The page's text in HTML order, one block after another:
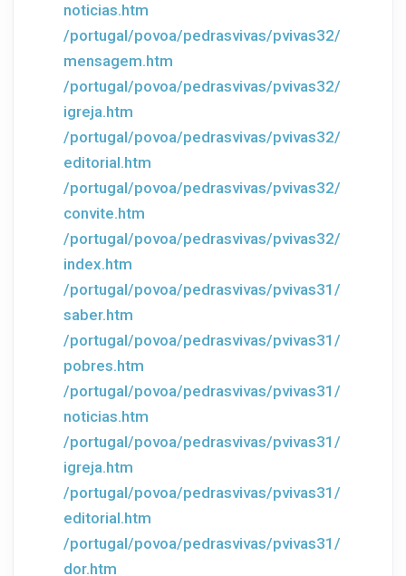
noticias.htm
/portugal/povoa/pedrasvivas/pvivas32/
mensagem.htm
/portugal/povoa/pedrasvivas/pvivas32/
igreja.htm
/portugal/povoa/pedrasvivas/pvivas32/
editorial.htm
/portugal/povoa/pedrasvivas/pvivas32/
convite.htm
/portugal/povoa/pedrasvivas/pvivas32/
index.htm
/portugal/povoa/pedrasvivas/pvivas31/
saber.htm
/portugal/povoa/pedrasvivas/pvivas31/
pobres.htm
/portugal/povoa/pedrasvivas/pvivas31/
noticias.htm
/portugal/povoa/pedrasvivas/pvivas31/
igreja.htm
/portugal/povoa/pedrasvivas/pvivas31/
editorial.htm
/portugal/povoa/pedrasvivas/pvivas31/
dor.htm